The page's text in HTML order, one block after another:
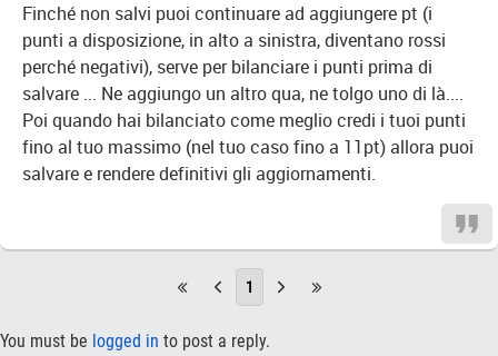
Finché non salvi puoi continuare ad aggiungere pt (i
punti a disposizione, in alto a sinistra, diventano rossi
perché negativi), serve per bilanciare i punti prima di
salvare ... Ne aggiungo un altro qua, ne tolgo uno di là....
Poi quando hai bilanciato come meglio credi i tuoi punti
fino al tuo massimo (nel tuo caso fino a 11pt) allora puoi
salvare e rendere definitivi gli aggiornamenti.
1
You must be logged in to post a reply.